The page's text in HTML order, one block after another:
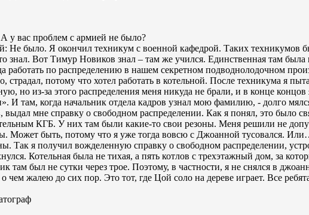
у вас проблем с армией не было?
Не было. Я окончил техникум с военной кафедрой. Таких техникумов
знал. Вот Тимур Новиков знал – там же учился. Единственная там
работать по распределению в нашем секретном подводнолодочном
страдал, потому что хотел работать в котельной. После техникума я
но из-за этого распределения меня никуда не брали, и в конце концов
И там, когда начальник отдела кадров узнал мою фамилию, - долго
выдал мне справку о свободном распределении. Как я понял, это было
КГБ. У них там были какие-то свои резоны. Меня решили не
Может быть, потому что я уже тогда вовсю с Джоанной тусовался.
Так я получил вожделенную справку о свободном распределении,
Котельная была не тихая, а пять котлов с трехэтажный дом, за
там был не сутки через трое. Поэтому, в частности, я не снялся в
чем жалею до сих пор. Это тот, где Цой соло на дереве играет. Все